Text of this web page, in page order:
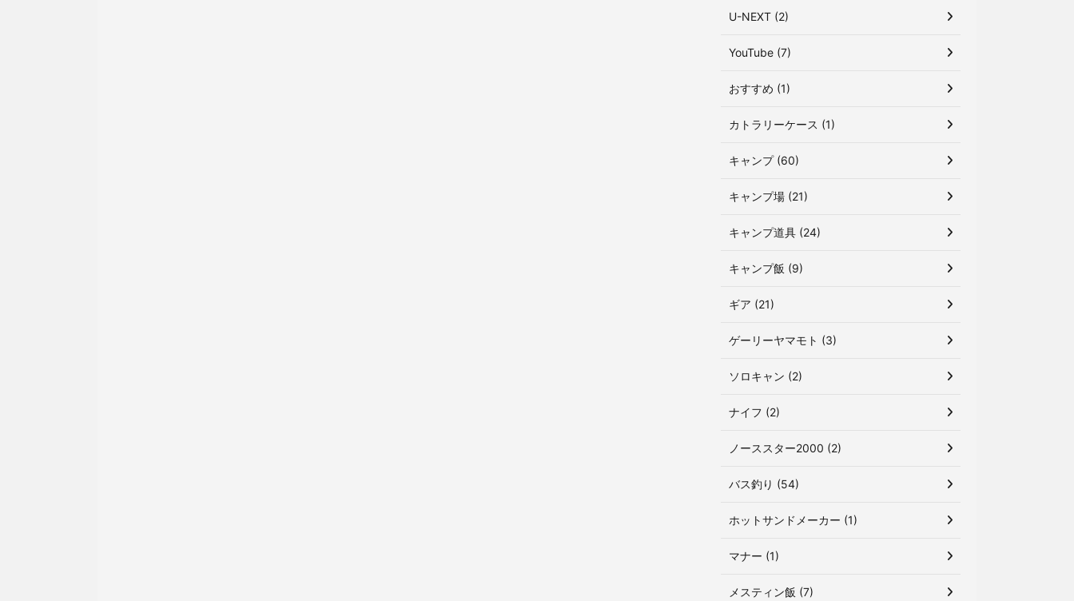
U-NEXT (2)
YouTube (7)
おすすめ (1)
カトラリーケース (1)
キャンプ (60)
キャンプ場 (21)
キャンプ道具 (24)
キャンプ飯 (9)
ギア (21)
ゲーリーヤマモト (3)
ソロキャン (2)
ナイフ (2)
ノーススター2000 (2)
バス釣り (54)
ホットサンドメーカー (1)
マナー (1)
メスティン飯 (7)